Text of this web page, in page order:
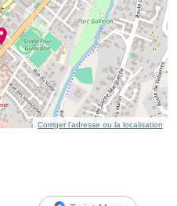
Corriger l’adresse ou la localisation